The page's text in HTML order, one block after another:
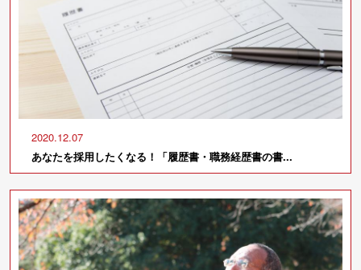
2020.12.07
あなたを採用したくなる！「履歴書・職務経歴書の書...